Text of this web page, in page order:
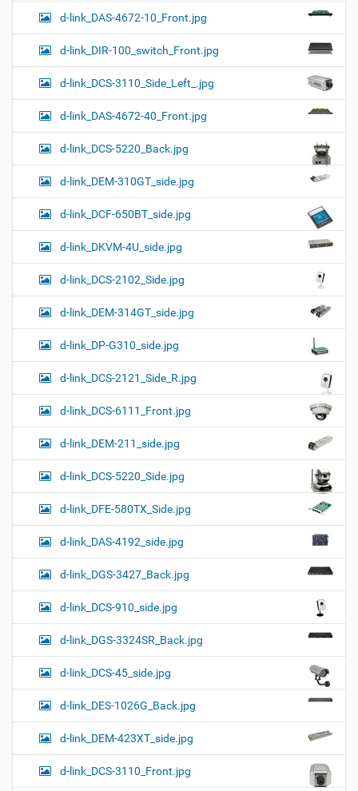
d-link_DAS-4672-10_Front.jpg
d-link_DIR-100_switch_Front.jpg
d-link_DCS-3110_Side_Left_.jpg
d-link_DAS-4672-40_Front.jpg
d-link_DCS-5220_Back.jpg
d-link_DEM-310GT_side.jpg
d-link_DCF-650BT_side.jpg
d-link_DKVM-4U_side.jpg
d-link_DCS-2102_Side.jpg
d-link_DEM-314GT_side.jpg
d-link_DP-G310_side.jpg
d-link_DCS-2121_Side_R.jpg
d-link_DCS-6111_Front.jpg
d-link_DEM-211_side.jpg
d-link_DCS-5220_Side.jpg
d-link_DFE-580TX_Side.jpg
d-link_DAS-4192_side.jpg
d-link_DGS-3427_Back.jpg
d-link_DCS-910_side.jpg
d-link_DGS-3324SR_Back.jpg
d-link_DCS-45_side.jpg
d-link_DES-1026G_Back.jpg
d-link_DEM-423XT_side.jpg
d-link_DCS-3110_Front.jpg